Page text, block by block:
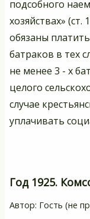
подсобного
хозяйствах» (ст.
обязаны
батраков в тех
не менее 3 - х
целого
случае
уплачивать
Год 1925.
Автор: Гость (не